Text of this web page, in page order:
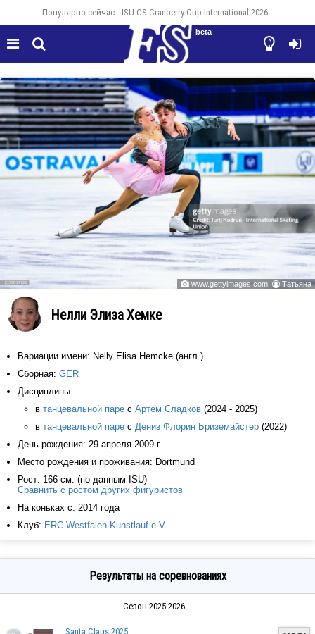
Популярно сейчас: ISU CS Cranberry Cup International 2026
  

beta
 www.gettyimages.com  Татьяна
Нелли Элиза Хемке
Вариации имени: Nelly Elisa Hemcke (англ.)
Сборная: GER
Дисциплины:
в танцевальной паре с Артём Сладков (2024 - 2025)
в танцевальной паре с Дениз Флорин Бриземайстер (2022)
День рождения: 29 апреля 2009 г.
Место рождения и проживания: Dortmund
Рост: 166 см. (по данным ISU)
Сравнить с ростом других фигуристов
На коньках с: 2014 года
Клуб: ERC Westfalen Kunstlauf e.V.
Результаты на соревнованиях
Сезон 2025-2026
Santa Claus 2025